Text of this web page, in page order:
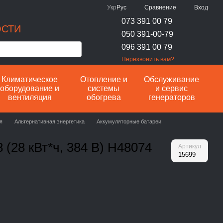
Укр Рус Сравнение Вход
073 391 00 79
050 391-00-79
096 391 00 79
Перезвонить вам?
Климатическое
оборудование и
вентиляция
Отопление и
системы
обогрева
Обслуживание
и сервис
генераторов
Альтернативная энергетика Аккумуляторные батареи
(28 кВт*ч, 384 В) H48074 Артикул
15699